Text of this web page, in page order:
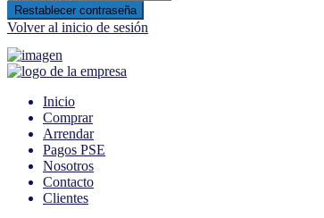
Restablecer contraseña
Volver al inicio de sesión
Inicio
Comprar
Arrendar
Pagos PSE
Nosotros
Contacto
Clientes